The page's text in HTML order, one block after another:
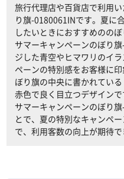
旅行代理店や百貨店で利用
り旗-0180061INです。夏に
したいときにおすすめののぼ
サマーキャンペーンのぼり
ジした青空やヒマワリのイ
ペーンの特別感をお客様に
ぼり旗の中央に書かれてい
赤色で良く目立つデザインで
サマーキャンペーンのぼり
とで、夏の特別なキャンペ
で、利用客数の向上が期待で